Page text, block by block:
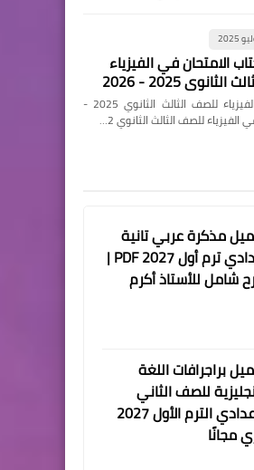
الامتحان في الفيزياء
2025 - 2026
تحميل كتاب الامتحان في الفيزياء للصف الثالث الثانوي 2025 -
مذكرة عربي تانية
إعدادي ترم أول 2027 PDF |
شامل للأستاذ أكرم
براجرافات اللغة
للصف الثاني
الإعدادي الترم الأول 2027